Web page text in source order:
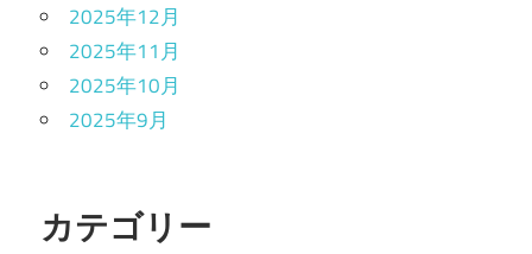
2025年12月
2025年11月
2025年10月
2025年9月
カテゴリー